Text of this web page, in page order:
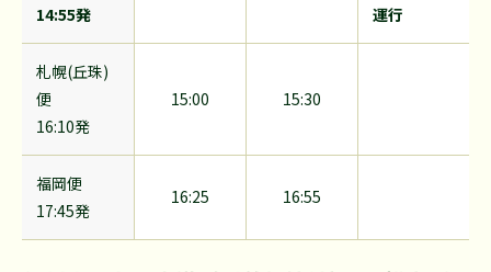
14:55発
運行
札幌(丘珠)
便
16:10発
15:00 15:30
福岡便
17:45発
16:25 16:55